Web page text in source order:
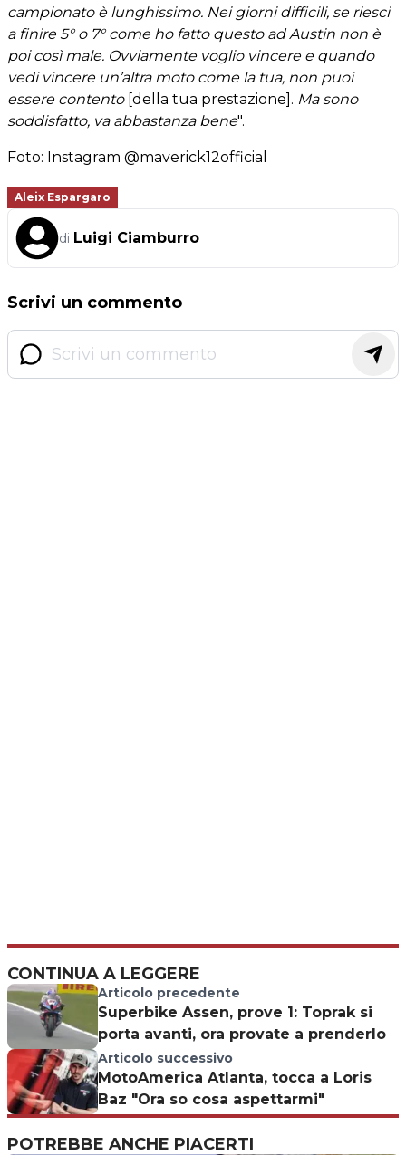
campionato è lunghissimo. Nei giorni difficili, se riesci
a finire 5° o 7° come ho fatto questo ad Austin non è
poi così male. Ovviamente voglio vincere e quando
vedi vincere un’altra moto come la tua, non puoi
essere contento[della tua prestazione]. Ma sono
soddisfatto, va abbastanza bene".
Foto: Instagram @maverick12official
Aleix Espargaro
di Luigi Ciamburro
Scrivi un commento
CONTINUA A LEGGERE
Articolo precedente
Superbike Assen, prove 1: Toprak si
porta avanti, ora provate a prenderlo
Articolo successivo
MotoAmerica Atlanta, tocca a Loris
Baz "Ora so cosa aspettarmi"
POTREBBE ANCHE PIACERTI